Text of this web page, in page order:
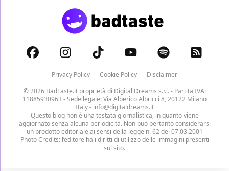
Privacy Policy Cookie Policy
Disclaimer
© 2026 BadTaste.it proprietà di Digital Dreams s.r.l.- Partita IVA:
11885930963 - Sede legale: Via Alberico Albricci 8, 20122 Milano
Italy - info@digitaldreams.it
Questo blog non è una testata giornalistica, in quanto viene
aggiornato senza alcuna periodicità. Non può pertanto considerarsi
un prodotto editoriale ai sensi della legge n. 62 del 07.03.2001
Photo Credits: l’editore ha i diritti di utilizzo delle immagini presenti
sul sito.